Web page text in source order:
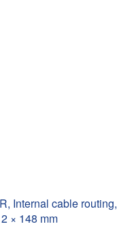
Internal cable routing,
× 148 mm